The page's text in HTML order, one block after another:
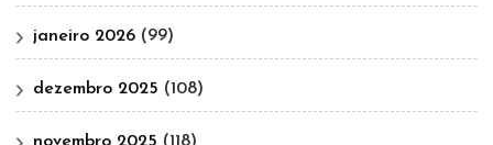
janeiro 2026 (99)
dezembro 2025 (108)